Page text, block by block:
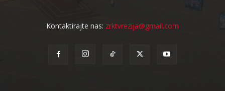
Kontaktirajte nas: zrktvrezija@gmail.com